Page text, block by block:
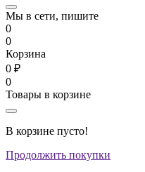
Мы в сети, пишите
0
0
Корзина
0 ₽
0
Товары в корзине
В корзине пусто!
Продолжить покупки